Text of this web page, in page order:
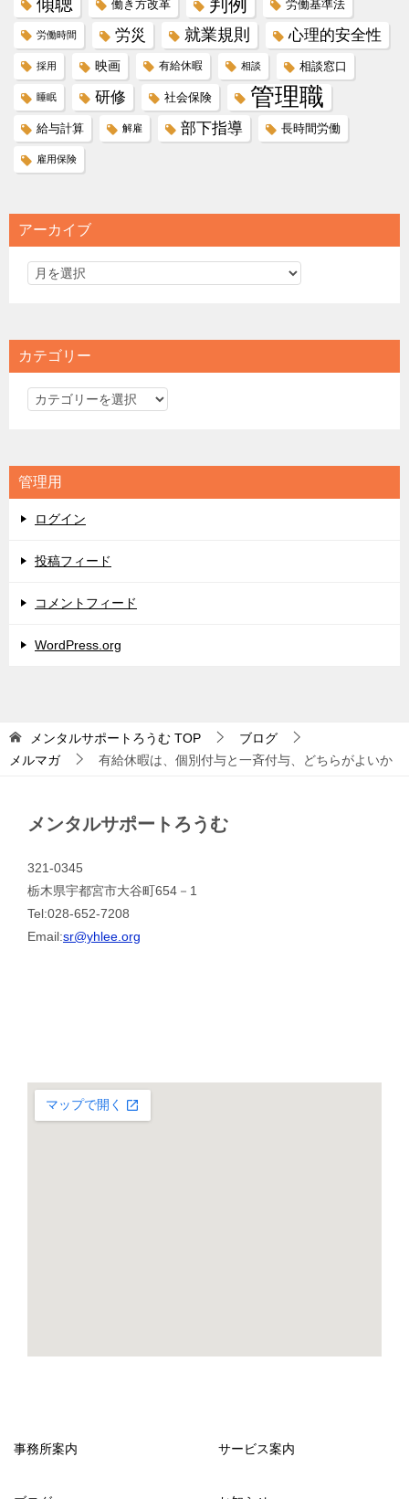
傾聴 働き方改革 判例 労働基準法
労働時間 労災 就業規則 心理的安全性
採用 映画 有給休暇 相談 相談窓口
睡眠 研修 社会保険 管理職
給与計算 解雇 部下指導 長時間労働
雇用保険
アーカイブ
カテゴリー
カ
リ
ー
管理用
ログイン
投稿フィード
コメントフィード
WordPress.org
メンタルサポートろうむ TOP
ブログ
メルマガ
有給休暇は、個別付与と一斉付与、どちらがよいか
メンタルサポートろうむ
321-0345
栃木県宇都宮市大谷町654－1
Tel:028-652-7208
Email:sr@yhlee.org
事務所案内 サービス案内